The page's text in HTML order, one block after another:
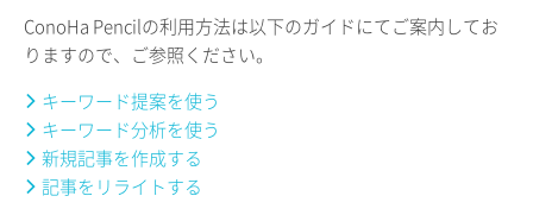
ConoHa Pencilの利用方法は以下のガイドにてご案内してお
りますので、ご参照ください。
キーワード提案を使う
キーワード分析を使う
新規記事を作成する
記事をリライトする